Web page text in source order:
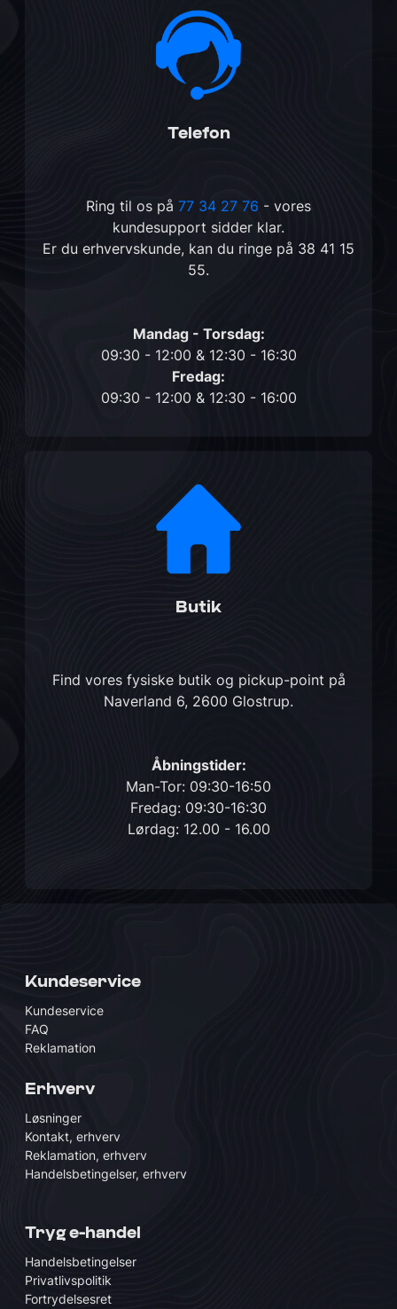
Telefon
Ring til os på 77 34 27 76 - vores
kundesupport sidder klar.
Er du erhvervskunde, kan du ringe på 38 41 15
55.
Mandag - Torsdag:
09:30 - 12:00 & 12:30 - 16:30
Fredag:
09:30 - 12:00 & 12:30 - 16:00
Butik
Find vores fysiske butik og pickup-point på
Naverland 6, 2600 Glostrup.
Åbningstider:
Man-Tor: 09:30-16:50
Fredag: 09:30-16:30
Lørdag: 12.00 - 16.00
Kundeservice
Kundeservice
FAQ
Reklamation
Erhverv
Løsninger
Kontakt, erhverv
Reklamation, erhverv
Handelsbetingelser, erhverv
Tryg e-handel
Handelsbetingelser
Privatlivspolitik
Fortrydelsesret